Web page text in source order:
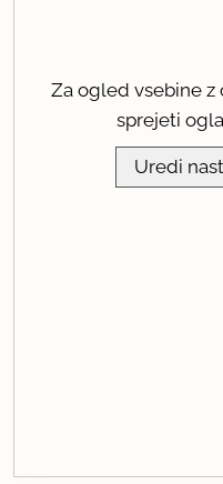
Za ogled vsebine z
sprejeti
Uredi